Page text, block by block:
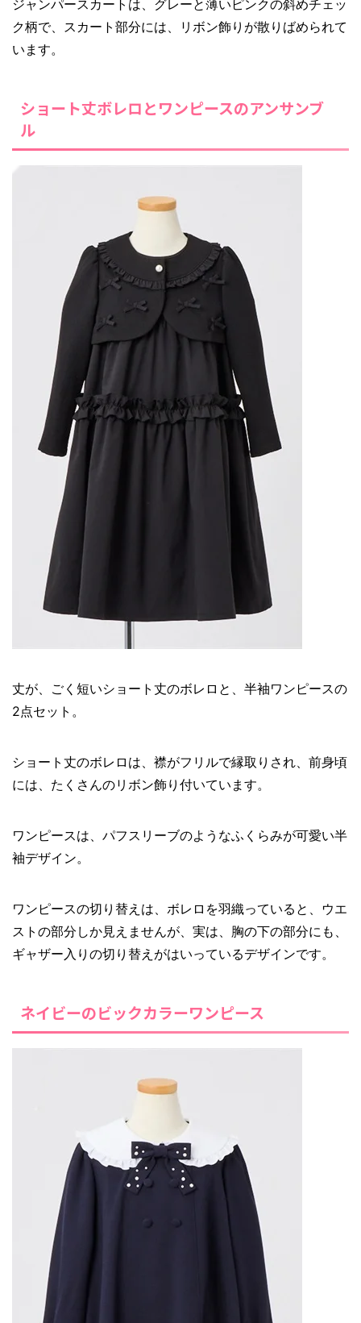
ジャンパースカートは、グレーと薄いピンクの斜めチェッ
ク柄で、スカート部分には、リボン飾りが散りばめられて
います。
ショート丈ボレロとワンピースのアンサンブ
ル
丈が、ごく短いショート丈のボレロと、半袖ワンピースの
2点セット。
ショート丈のボレロは、襟がフリルで縁取りされ、前身頃
には、たくさんのリボン飾り付いています。
ワンピースは、パフスリーブのようなふくらみが可愛い半
袖デザイン。
ワンピースの切り替えは、ボレロを羽織っていると、ウエ
ストの部分しか見えませんが、実は、胸の下の部分にも、
ギャザー入りの切り替えがはいっているデザインです。
ネイビーのビックカラーワンピース